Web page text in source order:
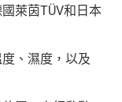
萊茵TÜV和日本
、濕度，以及